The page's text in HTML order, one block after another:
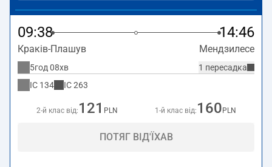
09:38 14:46
Краків-Плашув Мендзилесе
1 пересадка
5год 08хв
IC 134 IC263
2-й клас від: 121 PLN 1-й клас від: 160 PLN
ПОТЯГ ВІД'ЇХАВ